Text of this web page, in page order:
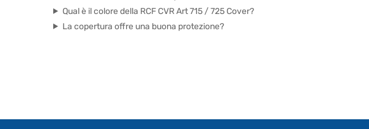
Qual è il colore della RCF CVR Art 715 / 725 Cover?
La copertura offre una buona protezione?